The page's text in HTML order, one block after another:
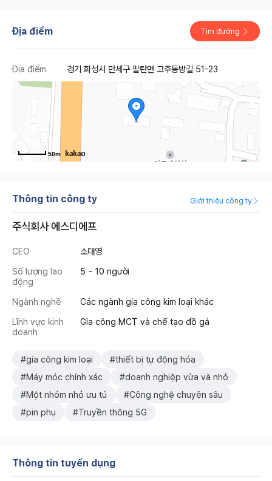
Địa điểm Tìm đường
Địa điểm 경기 화성시 만세구 팔탄면 고주동방길 51-23
50m
Thông tin công ty Giới thiệu công ty
주식회사 에스디에프
CEO
소대영
Số lượng lao
động
5 ~ 10 người
Ngành nghề
Các ngành gia công kim loại khác
Lĩnh vực kinh
doanh
Gia công MCT và chế tạo đồ gá
#gia công kim loại
#thiết bị tự động hóa
#Máy móc chính xác
#doanh nghiệp vừa và nhỏ
#Một nhóm nhỏ ưu tú
#Công nghệ chuyên sâu
#pin phụ
#Truyền thông 5G
Thông tin tuyển dụng